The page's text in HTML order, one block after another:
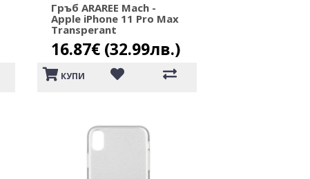
Гръб ARAREE Mach -
Apple iPhone 11 Pro Max
Transperant
16.87€ (32.99лв.)
КУПИ